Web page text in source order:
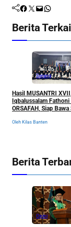
Facebook Twitter Mail WhatsApp
Berita
Serang
Hasil MUSANTRI
Iqbalussalam
ORSAFAH, Siap
Oleh Kilas Banten
Berita
Opini